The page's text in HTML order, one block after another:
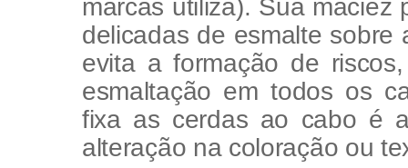
marcas utiliza). Sua maciez
delicadas de esmalte
evita a formação de
esmaltação em todos os
fixa as cerdas ao cabo é
alteração na coloração ou